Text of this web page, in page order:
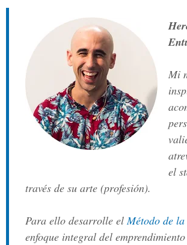
Mi
el
través de su arte (profesión).
Para ello desarrolle elMétodo de
enfoque integral del